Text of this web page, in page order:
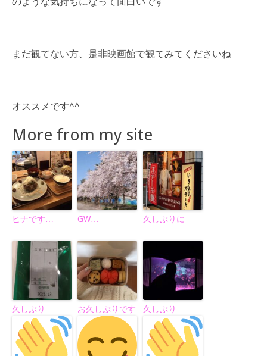
まだ観てない方、是非映画館で観てみてくださいね
オススメです^^
More from my site
ヒナです… GW… 久しぶりに
久しぶり お久しぶりです 久しぶり